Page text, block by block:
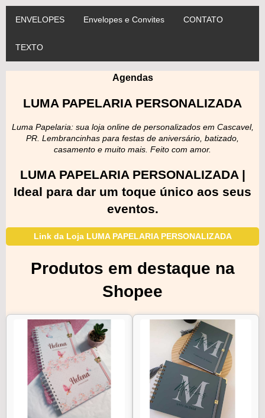
ENVELOPES Envelopes e Convites CONTATO
TEXTO
Agendas
LUMA PAPELARIA PERSONALIZADA
Luma Papelaria: sua loja online de personalizados em Cascavel,
PR. Lembrancinhas para festas de aniversário, batizado,
casamento e muito mais. Feito com amor.
LUMA PAPELARIA PERSONALIZADA |
Ideal para dar um toque único aos seus
eventos.
Link da Loja LUMA PAPELARIA PERSONALIZADA
Produtos em destaque na
Shopee